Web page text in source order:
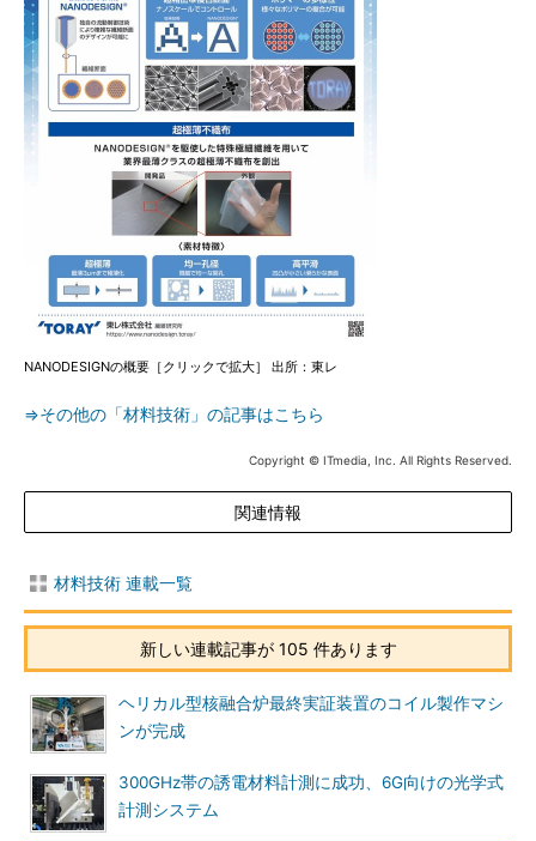
NANODESIGNの概要［クリックで拡大］ 出所：東レ
⇒その他の「材料技術」の記事はこちら
Copyright © ITmedia, Inc. All Rights Reserved.
関連情報
材料技術 連載一覧
新しい連載記事が 105 件あります
ヘリカル型核融合炉最終実証装置のコイル製作マシ
ンが完成
300GHz帯の誘電材料計測に成功、6G向けの光学式
計測システム